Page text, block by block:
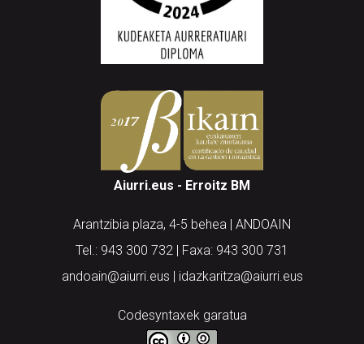
Aiurri.eus - Erroitz BM
Arantzibia plaza, 4-5 behea | ANDOAIN
Tel.: 943 300 732 | Faxa: 943 300 731
andoain@aiurri.eus | idazkaritza@aiurri.eus
Codesyntaxek garatua